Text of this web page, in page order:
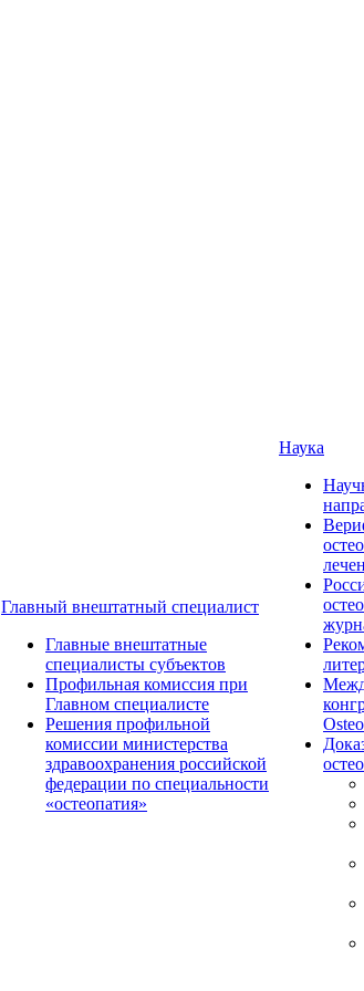
Главный внештатный специалист
Главные внештатные
специалисты субъектов
Профильная комиссия при
Главном специалисте
Решения профильной
комиссии министерства
здравоохранения российской
федерации по специальности
«остеопатия»
Наука